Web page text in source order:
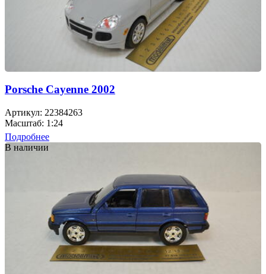
Porsche Cayenne 2002
Артикул: 22384263
Масштаб: 1:24
Подробнее
В наличии